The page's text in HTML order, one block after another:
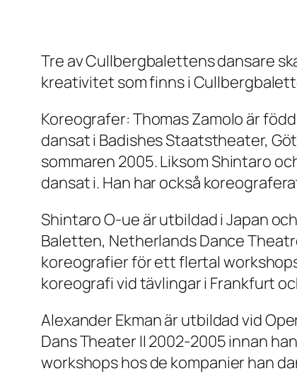
Tre av Cullbergbalettens dansare
kreativitet som finns i
Koreografer: Thomas Zamolo är
dansat i Badishes Staatstheater,
sommaren 2005. Liksom Shintaro
dansat i. Han har också
Shintaro O-ue är utbildad i Japan
Baletten, Netherlands Dance
koreografier för ett flertal
koreografi vid tävlingar i Frankfurt
Alexander Ekman är utbildad vid
Dans Theater II 2002-2005 innan
workshops hos de kompanier han